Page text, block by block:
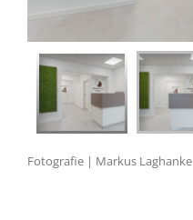
Fotografie | Markus Laghanke